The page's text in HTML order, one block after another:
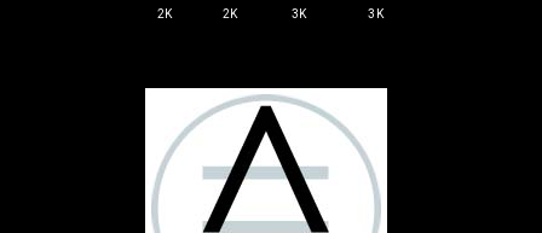
2K
2K
3K
3K